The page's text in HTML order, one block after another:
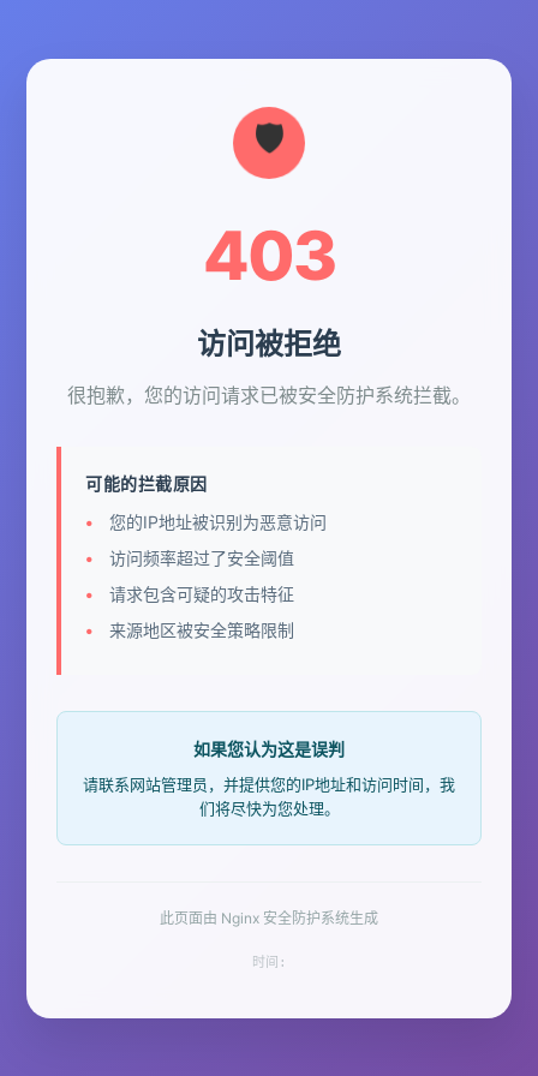
403
访问被拒绝
很抱歉，您的访问请求已被安全防护系统拦截。
可能的拦截原因
您的IP地址被识别为恶意访问
访问频率超过了安全阈值
请求包含可疑的攻击特征
来源地区被安全策略限制
如果您认为这是误判
请联系网站管理员，并提供您的IP地址和访问时间，我
们将尽快为您处理。
此页面由 Nginx 安全防护系统生成
时间: